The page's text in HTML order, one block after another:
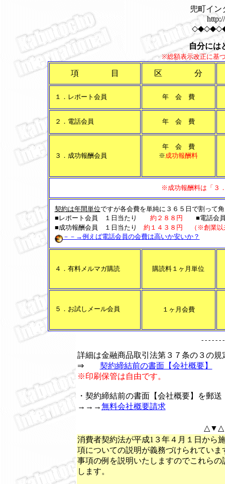
兜町イン
自分には
※総額表示改正に基
項 目 区 分
１．レポート会員 年 会 費
２．電話会員 年 会 費
３．成功報酬会員
年 会 費
※ 成功報酬料
※成功報酬料は「３
契約は年間単位ですが各会費を単純に３６５日で割って
■レポート会員 １日当たり
約２８８円 ■電話会
■成功報酬会員 １日当たり 約１４３８円
（※創業
－－→例えば電話会員の会費は高いか安いか？
４．有料メルマガ購読 購読料１ヶ月単位
５． お試しメール会員 １ヶ月会費
- - - - - -
詳細は金融商品取引法第３７条の３の
⇒ 契約締結前の書面【会社概要】
※印刷保管は自由です。
・契約締結前の書面【会社概要】を郵
→→→無料会社概要請求
消費者契約法が平成1３年４月１日から
項についての説明が義務づけられてい
事項の例を説明いたしますのでこれら
します。